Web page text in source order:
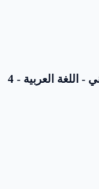
الموضوع رقم 60 - فرض الفصل الثاني - اللغة العربية - 4